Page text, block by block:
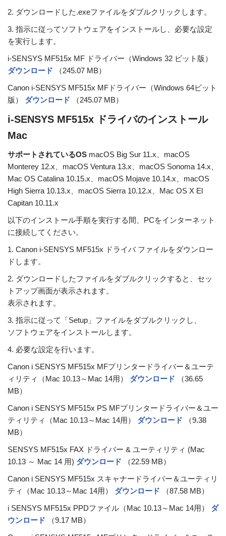
2. ダウンロードした.exeファイルをダブルクリックします。
3. 指示に従ってソフトウェアをインストールし、必要な設定
を実行します。
i-SENSYS MF515x MF ドライバー（Windows 32 ビット版）
ダウンロード
（245.07 MB）
Canon i-SENSYS MF515x MFドライバー（Windows 64ビット
版） ダウンロード （245.07 MB）
i-SENSYS MF515x ドライバのインストール
Mac
サポートされているOS macOS Big Sur 11.x、macOS
Monterey 12.x、macOS Ventura 13.x、macOS Sonoma 14.x、
Mac OS Catalina 10.15.x、macOS Mojave 10.14.x、macOS
High Sierra 10.13.x、macOS Sierra 10.12.x、Mac OS X El
Capitan 10.11.x
以下のインストール手順を実行する間、PCをインターネット
に接続してください。
1. Canon i-SENSYS MF515x ドライバ ファイルをダウンロー
ドします。
2. ダウンロードしたファイルをダブルクリックすると、セッ
トアップ画面が表示されます。
表示されます。
3. 指示に従って「Setup」ファイルをダブルクリックし、
ソフトウェアをインストールします。
4. 必要な設定を行います。
Canon i SENSYS MF515x MFプリンタードライバー＆ユーテ
ィリティ（Mac 10.13～Mac 14用） ダウンロード
（36.65
MB）
Canon i SENSYS MF515x PS MFプリンタードライバー＆ユー
ティリティ（Mac 10.13～Mac 14用） ダウンロード
（9.38
MB）
SENSYS MF515x FAX ドライバー & ユーティリティ (Mac
10.13 ～ Mac 14 用) ダウンロード
（22.59 MB）
Canon i SENSYS MF515x スキャナードライバー＆ユーティリ
ティ（Mac 10.13～Mac 14用） ダウンロード
（87.58 MB）
i SENSYS MF515x PPDファイル（Mac 10.13～Mac 14用） ダ
ウンロード
（9.17 MB）